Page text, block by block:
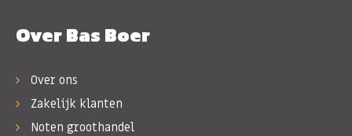
Over Bas Boer
Over ons
Zakelijk klanten
Noten groothandel